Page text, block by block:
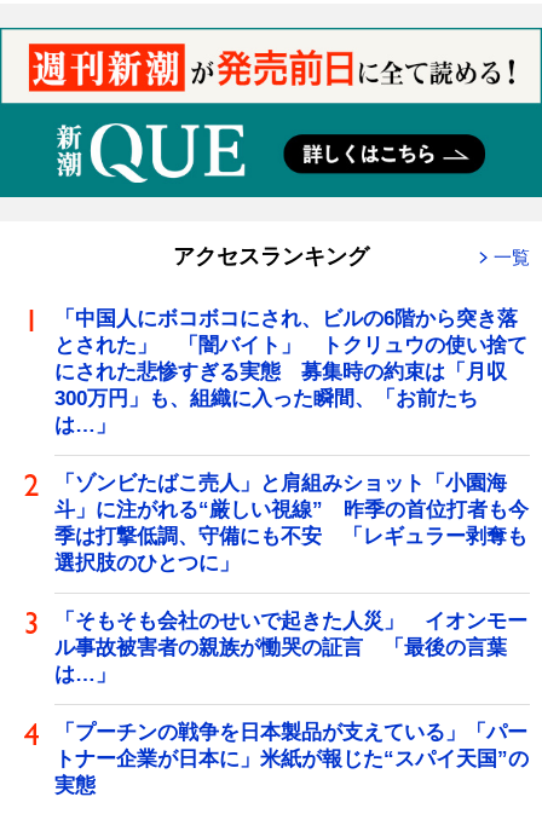
アクセスランキング 一覧
「中国人にボコボコにされ、ビルの6階から突き落
とされた」 「闇バイト」 トクリュウの使い捨て
にされた悲惨すぎる実態 募集時の約束は「月収
300万円」も、組織に入った瞬間、「お前たち
は…」
「ゾンビたばこ売人」と肩組みショット「小園海
斗」に注がれる“厳しい視線” 昨季の首位打者も今
季は打撃低調、守備にも不安 「レギュラー剥奪も
選択肢のひとつに」
「そもそも会社のせいで起きた人災」 イオンモー
ル事故被害者の親族が慟哭の証言 「最後の言葉
は…」
「プーチンの戦争を日本製品が支えている」「パー
トナー企業が日本に」米紙が報じた“スパイ天国”の
実態